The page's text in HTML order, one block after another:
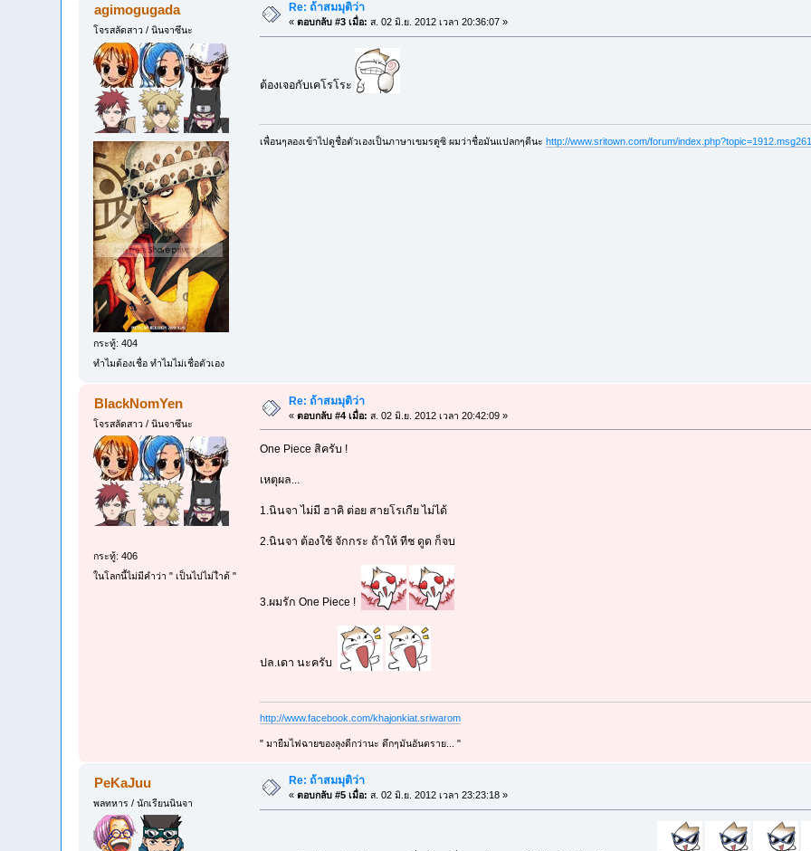
agimogugada
โจรสลัดสาว / นินจาซึนะ
กระทู้: 404
ทำไมต้องเชื่อ ทำไมไม่เชื่อตัวเอง
Re: ถ้าสมมุติว่า
«ตอบกลับ #3 เมื่อ: ส. 02 มิ.ย. 2012 เวลา 20:36:07 »
ต้องเจอกับเคโรโระ
เพื่อนๆลองเข้าไปดูชื่อตัวเองเป็นภาษาเขมรดูซิ ผมว่าชื่อมันแปลกๆดีนะ http://www.sritown.com/forum/
BlackNomYen
โจรสลัดสาว / นินจาซึนะ
กระทู้: 406
ในโลกนี้ไม่มีคำว่า " เป็นไปไม่ไำด้ "
Re: ถ้าสมมุติว่า
«ตอบกลับ #4 เมื่อ: ส. 02 มิ.ย. 2012 เวลา 20:42:09 »
One Piece สิครับ !
เหตุผล...
1.นินจา ไม่มี ฮาคิ ต่อย สายโรเกีย ไม่ได้
2.นินจา ต้องใช้ จักกระ ถ้าให้ ทีช ดูด ก็จบ
3.ผมรัก One Piece !
ปล.เดา นะครับ
http://www.facebook.com/khajonkiat.sriwarom
" มายืมไฟฉายของลุงดีกว่านะ ดึกๆมันอันตราย... "
PeKaJuu
พลทหาร / นักเรียนนินจา
Re: ถ้าสมมุติว่า
«ตอบกลับ #5 เมื่อ: ส. 02 มิ.ย. 2012 เวลา 23:23:18 »